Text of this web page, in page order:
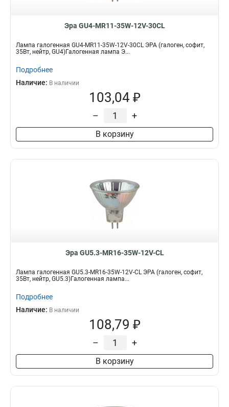
Эра GU4-MR11-35W-12V-30CL
Лампа галогенная GU4-MR11-35W-12V-30CL ЭРА (галоген, софит,
35Вт, нейтр, GU4)Галогенная лампа Э...
Подробнее
Наличие: В наличии
103,04 ₽
– +
В корзину
Эра GU5.3-MR16-35W-12V-CL
Лампа галогенная GU5.3-MR16-35W-12V-CL ЭРА (галоген, софит,
35Вт, нейтр, GU5.3)Галогенная лампа...
Подробнее
Наличие: В наличии
108,79 ₽
– +
В корзину